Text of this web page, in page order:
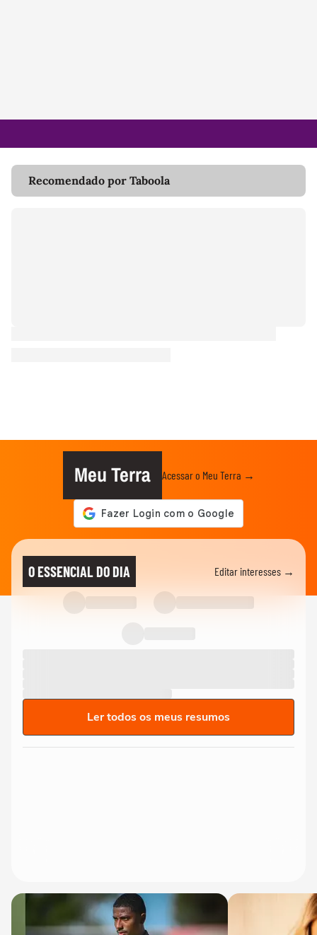
Recomendado por Taboola
Meu Terra Acessar o Meu Terra →
O ESSENCIAL DO DIA Editar interesses →
Ler todos os meus resumos